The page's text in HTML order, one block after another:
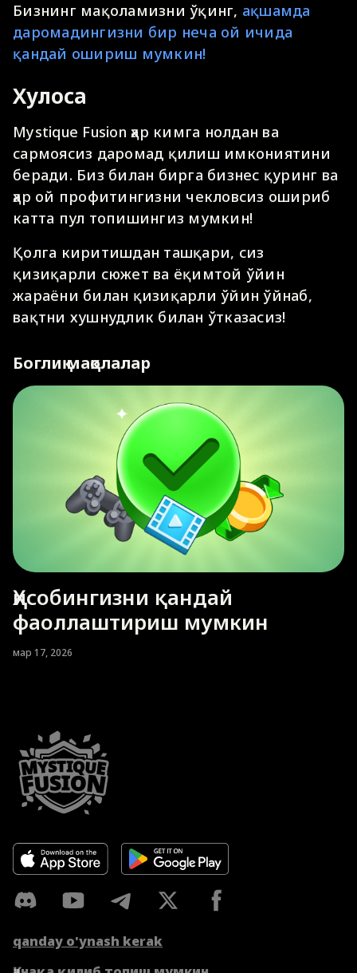
Бизнинг мақоламизни ўқинг, ақшамда
даромадингизни бир неча ой ичида
қандай ошириш мумкин!
Хулоса
Mystique Fusion ҳар кимга нолдан ва
сармоясиз даромад қилиш имкониятини
беради. Биз билан бирга бизнес қуринг ва
ҳар ой профитингизни чекловсиз ошириб
катта пул топишингиз мумкин!
Қолга киритишдан ташқари, сиз
қизиқарли сюжет ва ёқимтой ўйин
жараёни билан қизиқарли ўйин ўйнаб,
вақтни хушнудлик билан ўтказасиз!
Боглиқ мақолалар
Ҳисобингизни қандай
фаоллаштириш мумкин
мар 17, 2026
qanday o'ynash kerak